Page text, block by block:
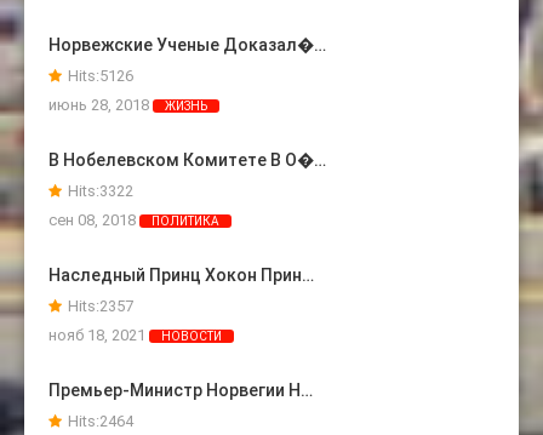
Норвежские Ученые Доказал�…
Hits:5126
июнь 28, 2018
ЖИЗНЬ
В Нобелевском Комитете В О�…
Hits:3322
сен 08, 2018
ПОЛИТИКА
Наследный Принц Хокон Прин…
Hits:2357
нояб 18, 2021
НОВОСТИ
Премьер-Министр Норвегии Н…
Hits:2464